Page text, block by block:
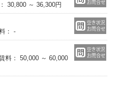
30,800 ～ 36,300円
： -
料： 50,000 ～ 60,000